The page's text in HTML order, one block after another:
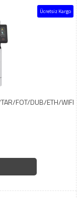
Ücretsiz Kargo
TAR/FOT/DUB/ETH/WIFI